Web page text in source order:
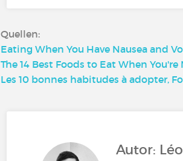
Quellen:
Eating When You Have Nausea and
The 14 Best Foods to Eat When
Les 10 bonnes habitudes à adopter,
Autor: